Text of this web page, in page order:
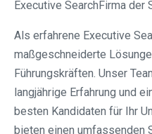
Executive SearchFirma der
Als erfahrene Executive
maßgeschneiderte
Führungskräften. Unser
langjährige Erfahrung und
besten Kandidaten für Ihr
bieten einen umfassenden